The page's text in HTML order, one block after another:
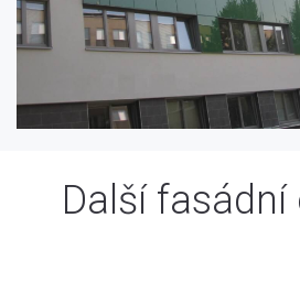
Další fasádní